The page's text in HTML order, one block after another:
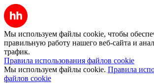
Мы используем файлы cookie, чтобы
правильную работу нашего веб-сайта и
трафик.
Правила использования файлов cookie
Мы используем файлы cookie. Правила
файлов cookie